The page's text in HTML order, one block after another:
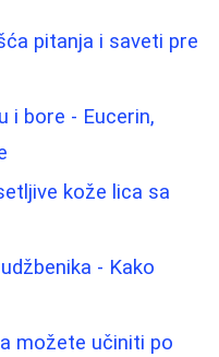
pitanja i saveti pre
i bore - Eucerin,
kože lica sa
- Kako
možete učiniti po